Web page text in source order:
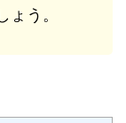
う。